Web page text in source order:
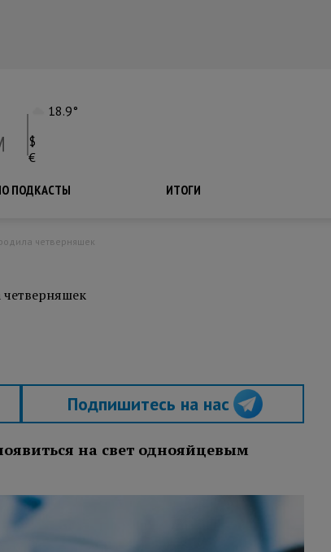
18.9°
$
€
ПОДКАСТЫ ИТОГИ
четверняшек
Подпишитесь на нас
на свет однояйцевым